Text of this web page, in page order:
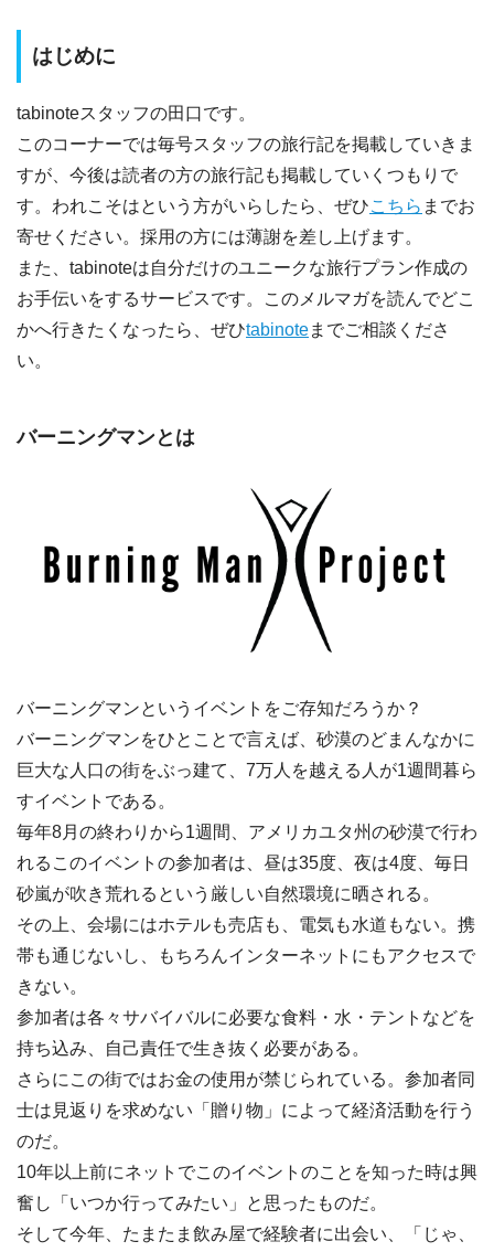
はじめに
tabinoteスタッフの田口です。
このコーナーでは毎号スタッフの旅行記を掲載していきま
すが、今後は読者の方の旅行記も掲載していくつもりで
す。われこそはという方がいらしたら、ぜひこちら までお
寄せください。採用の方には薄謝を差し上げます。
また、tabinoteは自分だけのユニークな旅行プラン作成の
お手伝いをするサービスです。このメルマガを読んでどこ
かへ行きたくなったら、ぜひtabinoteまでご相談くださ
い。
バーニングマンとは
バーニングマンというイベントをご存知だろうか？
バーニングマンをひとことで言えば、砂漠のどまんなかに
巨大な人口の街をぶっ建て、7万人を越える人が1週間暮ら
すイベントである。
毎年8月の終わりから1週間、アメリカユタ州の砂漠で行わ
れるこのイベントの参加者は、昼は35度、夜は4度、毎日
砂嵐が吹き荒れるという厳しい自然環境に晒される。
その上、会場にはホテルも売店も、電気も水道もない。携
帯も通じないし、もちろんインターネットにもアクセスで
きない。
参加者は各々サバイバルに必要な食料・水・テントなどを
持ち込み、自己責任で生き抜く必要がある。
さらにこの街ではお金の使用が禁じられている。参加者同
士は見返りを求めない「贈り物」によって経済活動を行う
のだ。
10年以上前にネットでこのイベントのことを知った時は興
奮し「いつか行ってみたい」と思ったものだ。
そして今年、たまたま飲み屋で経験者に出会い、「じゃ、